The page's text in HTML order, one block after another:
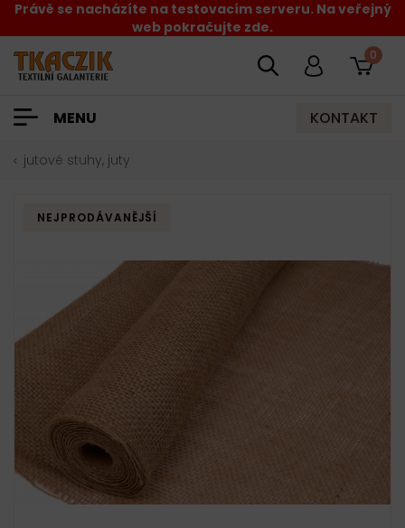
Právě se nacházíte na testovacím serveru. Na veřejný
web pokračujte zde.
0
MENU KONTAKT
jutové stuhy, juty
NEJPRODÁVANĚJŠÍ